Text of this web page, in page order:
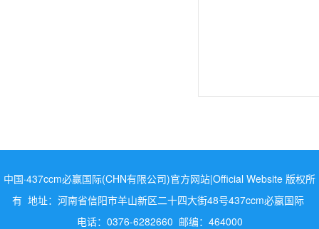
中国·437ccm必赢国际(CHN有限公司)官方网站|Official Website 版权所
有 地址：河南省信阳市羊山新区二十四大街48号437ccm必嬴国际
电话：0376-6282660 邮编：464000